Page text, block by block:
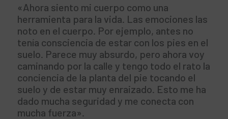
«Ahora siento mi cuerpo como una
herramienta para la vida. Las emociones las
noto en el cuerpo. Por ejemplo, antes no
tenía consciencia de estar con los pies en el
suelo. Parece muy absurdo, pero ahora voy
caminando por la calle y tengo todo el rato la
conciencia de la planta del pie tocando el
suelo y de estar muy enraizado. Esto me ha
dado mucha seguridad y me conecta con
mucha fuerza».